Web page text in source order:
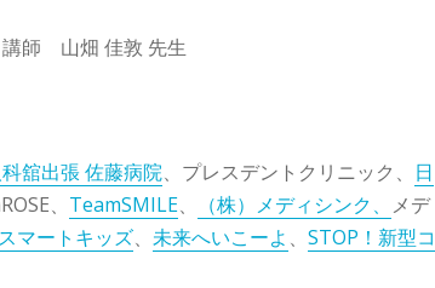
講師 山畑 佳敦 先生
舘出張 佐藤病院、プレスデントクリニック、 日
、 TeamSMILE、 （株）メディシンク、 メデ
マートキッズ、 未来へいこーよ 、 STOP！新型コ